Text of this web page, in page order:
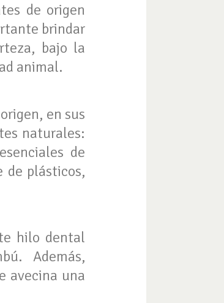
de origen
brindar
bajo la
animal.
en sus
naturales:
de
de plásticos,
hilo dental
Además,
avecina una